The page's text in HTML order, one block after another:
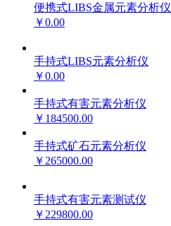
便携式LIBS金属元素分析仪
￥0.00
手持式LIBS元素分析仪
￥0.00
手持式有害元素分析仪
￥184500.00
手持式矿石元素分析仪
￥265000.00
手持式有害元素测试仪
￥229800.00